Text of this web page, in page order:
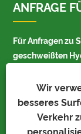
Wir
besseres
Verkehr
ANFRAGE
Für Anfragen zu
geschweißten
werden uns